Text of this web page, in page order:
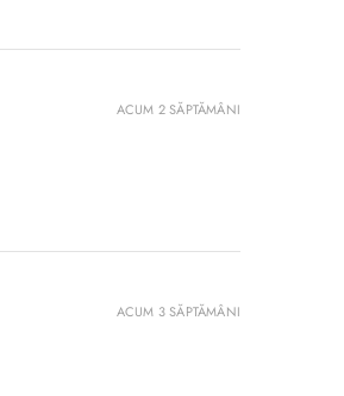
ACUM 2 SĂPTĂMÂNI
ACUM 3 SĂPTĂMÂNI